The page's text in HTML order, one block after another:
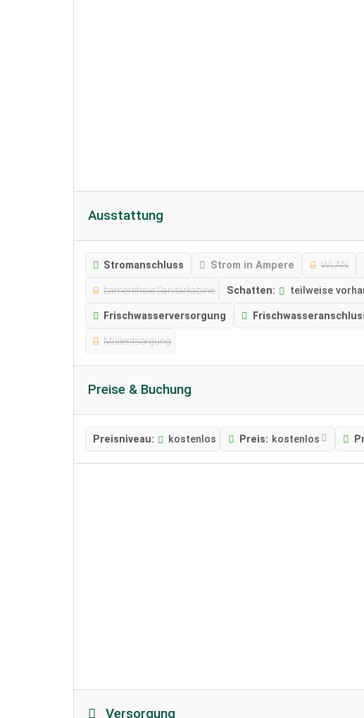
Ausstattung
Stromanschluss Strom in Ampere WLAN
barrierefreie Sanitärkabine Schatten: teilweise
Frischwasserversorgung
Müllentsorgung
Preise & Buchung
Preisniveau: kostenlos Preis: kostenlos
Versorgung